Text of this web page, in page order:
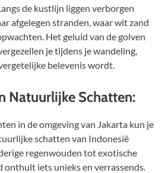
de kustlijn liggen verborgen
afgelegen stranden, waar wit zand
Het geluid van de golven
je tijdens je wandeling,
belevenis wordt.
Natuurlijke Schatten:
in de omgeving van Jakarta kun je
schatten van Indonesië
regenwouden tot exotische
onthult iets unieks en verrassends.